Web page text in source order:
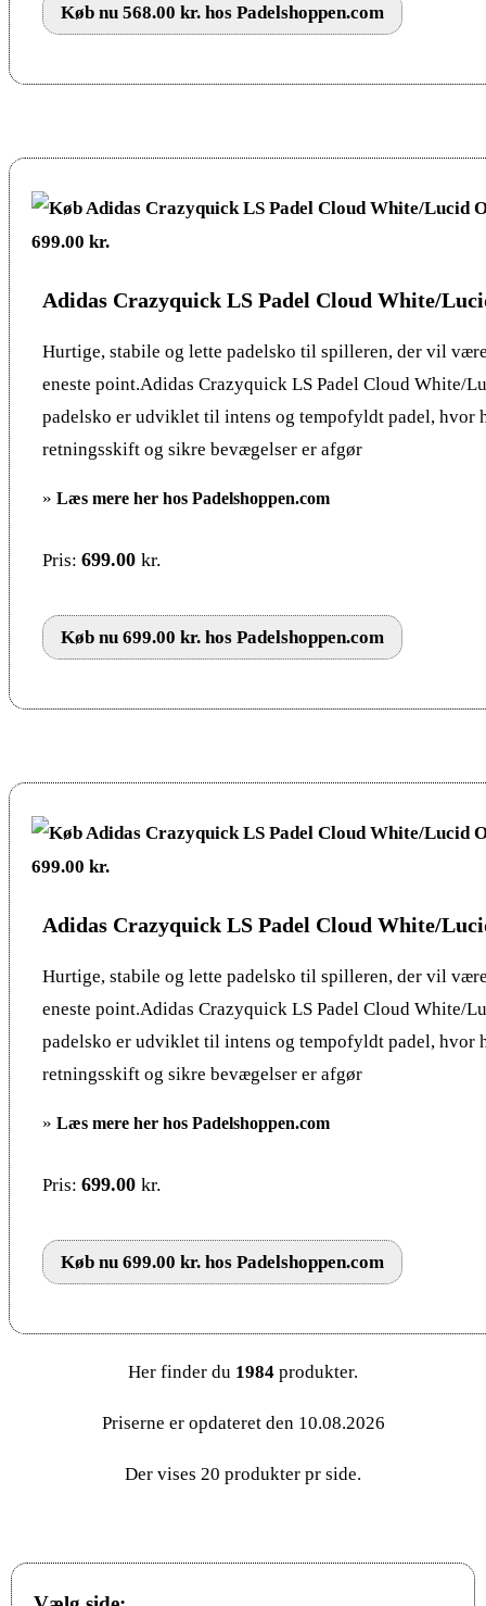
Køb nu 568.00 kr. hos Padelshoppen.com
Adidas Crazyquick LS Padel Cloud White/
Hurtige, stabile og lette padelsko til spilleren, der vil
eneste point.Adidas Crazyquick LS Padel Cloud White/
padelsko er udviklet til intens og tempofyldt padel, hvor
retningsskift og sikre bevægelser er afgør
» Læs mere her hos Padelshoppen.com
Pris: 699.00 kr.
Køb nu 699.00 kr. hos Padelshoppen.com
Adidas Crazyquick LS Padel Cloud White/
Hurtige, stabile og lette padelsko til spilleren, der vil
eneste point.Adidas Crazyquick LS Padel Cloud White/
padelsko er udviklet til intens og tempofyldt padel, hvor
retningsskift og sikre bevægelser er afgør
» Læs mere her hos Padelshoppen.com
Pris: 699.00 kr.
Køb nu 699.00 kr. hos Padelshoppen.com
Her finder du 1984 produkter.
Priserne er opdateret den 10.08.2026
Der vises 20 produkter pr side.